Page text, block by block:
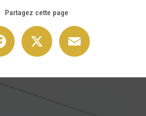
Partagez cette page
Facebook